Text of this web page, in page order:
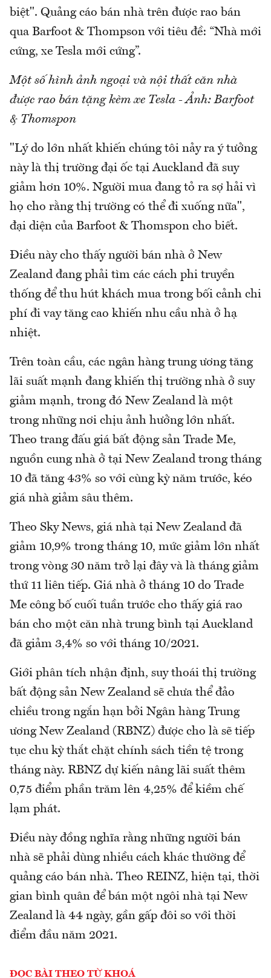
biệt". Quảng cáo bán nhà trên được rao bán
qua Barfoot & Thompson với tiêu đề: “Nhà mới
cứng, xe Tesla mới cứng”.
Một số hình ảnh ngoại và nội thất căn nhà
được rao bán tặng kèm xe Tesla - Ảnh: Barfoot
& Thomspon
"Lý do lớn nhất khiến chúng tôi nảy ra ý tưởng
này là thị trường đại ốc tại Auckland đã suy
giảm hơn 10%. Người mua đang tỏ ra sợ hải vì
họ cho rằng thị trường có thể đi xuống nữa",
đại diện của Barfoot & Thomspon cho biết.
Điều này cho thấy người bán nhà ở New
Zealand đang phải tìm các cách phi truyền
thống để thu hút khách mua trong bối cảnh chi
phí đi vay tăng cao khiến nhu cầu nhà ở hạ
nhiệt.
Trên toàn cầu, các ngân hàng trung ương tăng
lãi suất mạnh đang khiến thị trường nhà ở suy
giảm mạnh, trong đó New Zealand là một
trong những nơi chịu ảnh hưởng lớn nhất.
Theo trang đấu giá bất động sản Trade Me,
nguồn cung nhà ở tại New Zealand trong tháng
10 đã tăng 43% so với cùng kỳ năm trước, kéo
giá nhà giảm sâu thêm.
Theo Sky News, giá nhà tại New Zealand đã
giảm 10,9% trong tháng 10, mức giảm lớn nhất
trong vòng 30 năm trở lại đây và là tháng giảm
thứ 11 liên tiếp. Giá nhà ở tháng 10 do Trade
Me công bố cuối tuần trước cho thấy giá rao
bán cho một căn nhà trung bình tại Auckland
đã giảm 3,4% so với tháng 10/2021.
Giới phân tích nhận định, suy thoái thị trường
bất động sản New Zealand sẽ chưa thể đảo
chiều trong ngắn hạn bởi Ngân hàng Trung
ương New Zealand (RBNZ) được cho là sẽ tiếp
tục chu kỳ thắt chặt chính sách tiền tệ trong
tháng này. RBNZ dự kiến nâng lãi suất thêm
0,75 điểm phần trăm lên 4,25% để kiềm chế
lạm phát.
Điều này đồng nghĩa rằng những người bán
nhà sẽ phải dùng nhiều cách khác thường để
quảng cáo bán nhà. Theo REINZ, hiện tại, thời
gian bình quân để bán một ngôi nhà tại New
Zealand là 44 ngày, gần gấp đôi so với thời
điểm đầu năm 2021.
ĐỌC BÀI THEO TỪ KHOÁ